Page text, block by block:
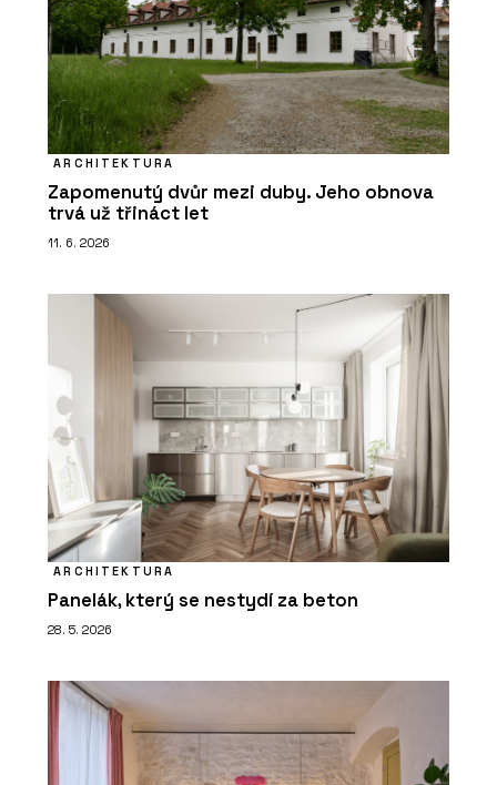
ARCHITEKTURA
Zapomenutý dvůr mezi duby. Jeho obnova
trvá už třináct let
11. 6. 2026
ARCHITEKTURA
Panelák, který se nestydí za beton
28. 5. 2026